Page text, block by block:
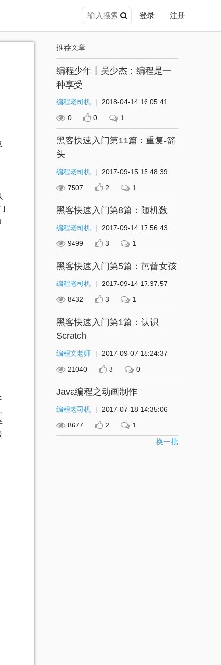
登录 注册
推荐文章
编程少年丨吴少杰：编程是一
种享受
编程老司机 |
2018-04-14 16:05:41
0
0 1
黑客快速入门第11篇：重复-箭
头
编程老司机 |
2017-09-15 15:48:39
7507
2 1
黑客快速入门第8篇：随机数
编程老司机 |
2017-09-14 17:56:43
9499
3 1
黑客快速入门第5篇：芭蕾女孩
编程老司机 |
2017-09-14 17:37:57
8432
3 1
黑客快速入门第1篇：认识
Scratch
编程文老师 |
2017-09-07 18:24:37
21040
8 0
Java编程之动画制作
编程老司机 |
2017-07-18 14:35:06
8677
2 1
换一批